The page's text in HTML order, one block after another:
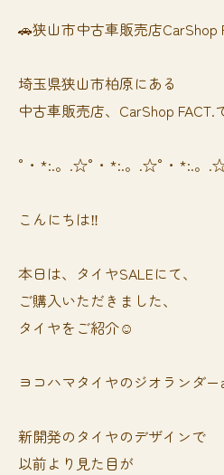
🚗狭山市中古車販売店CarShop
埼玉県狭山市柏原にある
中古車販売店、CarShop FACT.
°・*:.。.☆°・*:.。.☆°・*:.。
こんにちは‼️
本日は、タイヤSALEにて、
ご購入いただきました、
タイヤをご紹介☺️
ヨコハマタイヤのジオランダ
新開発のタイヤのデザインで
以前より見た目が